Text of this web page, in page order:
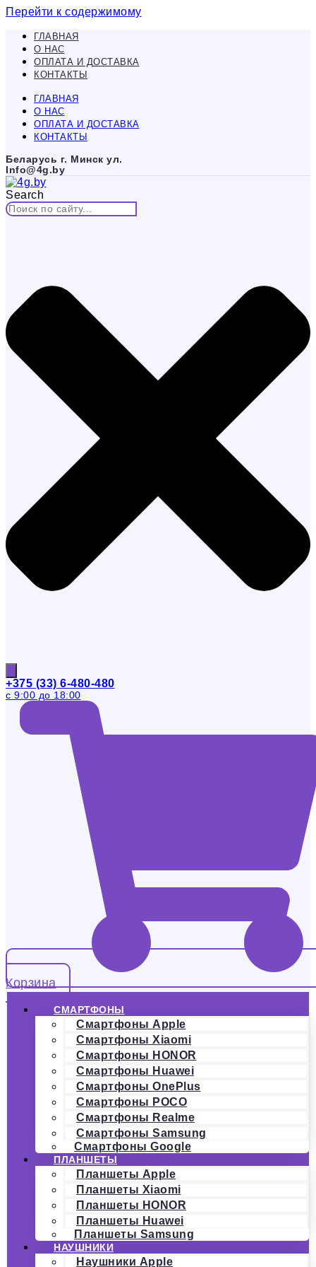
Перейти к содержимому
ГЛАВНАЯ
О НАС
ОПЛАТА И ДОСТАВКА
КОНТАКТЫ
ГЛАВНАЯ
О НАС
ОПЛАТА И ДОСТАВКА
КОНТАКТЫ
Беларусь г. Минск ул.
Info@4g.by
Search
+375 (33) 6-480-480
с 9:00 до 18:00
Корзина
СМАРТФОНЫ
Смартфоны Apple
Смартфоны Xiaomi
Смартфоны HONOR
Смартфоны Huawei
Смартфоны OnePlus
Смартфоны POCO
Смартфоны Realme
Смартфоны Samsung
Смартфоны Google
ПЛАНШЕТЫ
Планшеты Apple
Планшеты Xiaomi
Планшеты HONOR
Планшеты Huawei
Планшеты Samsung
НАУШНИКИ
Наушники Apple